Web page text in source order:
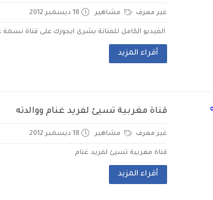
غير معرف مشاهير 18 ديسمبر 2012
الفيديو الكامل للفنانة بشرى ايجورك على قناة
أقراء المزيد
قناة مغربية تسيئ لفريد غنام ووالدته
غير معرف مشاهير 18 ديسمبر 2012
قناة مغربية تسيئ لفريد غنام
أقراء المزيد